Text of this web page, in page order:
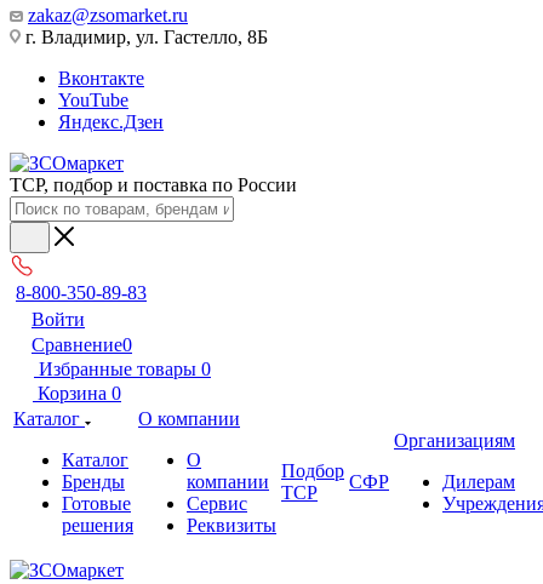
zakaz@zsomarket.ru
г. Владимир, ул. Гастелло, 8Б
Вконтакте
YouTube
Яндекс.Дзен
ТСР, подбор и поставка по России
8-800-350-89-83
Войти
Сравнение0
Избранные товары 0
Корзина 0
Каталог
Каталог
Бренды
Готовые
решения
О компании
О
компании
Сервис
Реквизиты
Подбор
ТСР
СФР
Организациям
Дилерам